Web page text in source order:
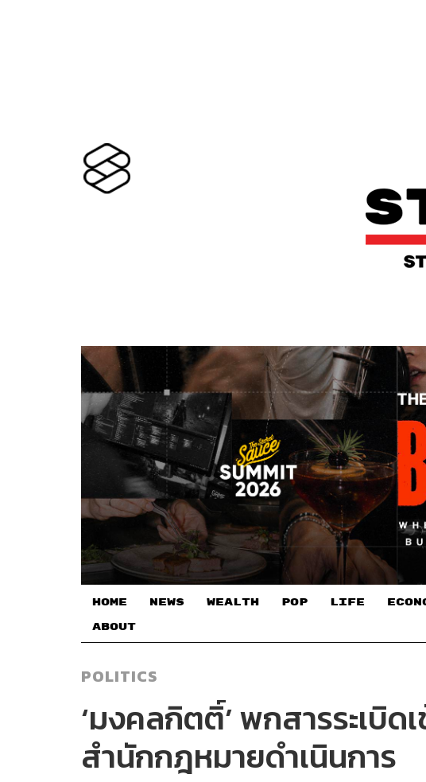
HOME NEWS WEALTH POP LIFE
ABOUT
POLITICS
‘มงคลกิตติ์’ พกสารระเบิด
สำนักกฎหมายดำเนินการ